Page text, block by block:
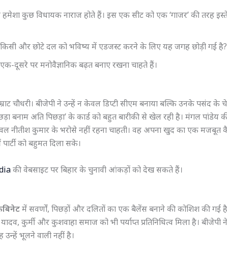
हमेशा कुछ विधायक नाराज होते हैं। इस एक सीट को एक ‘गाजर’ की तरह
किसी और छोटे दल को भविष्य में एडजस्ट करने के लिए यह जगह छोड़ी गई है?
दूसरे पर मनोवैज्ञानिक बढ़त बनाए रखना चाहते हैं।
चौधरी। बीजेपी ने उन्हें न केवल डिप्टी सीएम बनाया बल्कि उनके पसंद के
बनाम अति पिछड़ा’ के कार्ड को बहुत बारीकी से खेल रही है। मंगल पांडेय
नीतीश कुमार के भरोसे नहीं रहना चाहती। वह अपना खुद का एक मजबूत
को बहुमत दिला सके।
की वेबसाइट पर बिहार के चुनावी आंकड़ों को देख सकते हैं।
में सवर्णों, पिछड़ों और दलितों का एक बैलेंस बनाने की कोशिश की गई
कुर्मी और कुशवाहा समाज को भी पर्याप्त प्रतिनिधित्व मिला है। बीजेपी
भूलने वाली नहीं है।